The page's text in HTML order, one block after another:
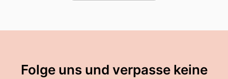
Folge uns und verpasse keine